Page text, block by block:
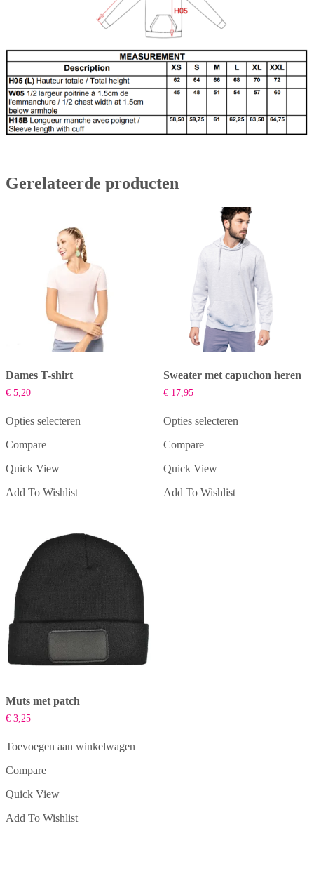
Gerelateerde producten
Dames T-shirt
€ 5,20
Opties selecteren
product
meerdere
Deze
worden
productpagina
Compare
Quick View
Add To Wishlist
Sweater met capuchon heren
€17,95
Opties selecteren
product
meerdere
Deze
Compare
Quick View
Add To Wishlist
Muts met patch
€ 3,25
Toevoegen aan winkelwagen
Compare
Quick View
Add To Wishlist